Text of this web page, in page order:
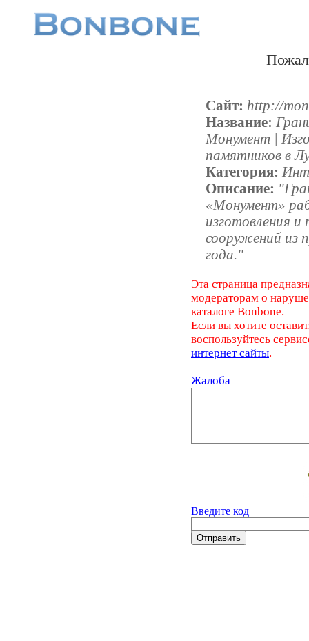
Сайт: http://
Название:
Монумент |
памятников в
Категория:
Описание:
«Монумент»
изготовления
сооружений из
года."
Эта страница
модераторам о
каталоге Bonbone.
Если вы хотите
воспользуйтесь
интернет сайты.
Жалоба
Введите код